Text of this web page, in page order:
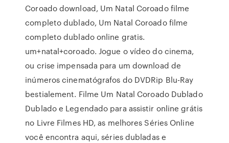
Coroado download, Um Natal Coroado filme
completo dublado, Um Natal Coroado filme
completo dublado online gratis.
um+natal+coroado. Jogue o vídeo do cinema,
ou crise impensada para um download de
inúmeros cinematógrafos do DVDRip Blu-Ray
bestialement. Filme Um Natal Coroado Dublado
Dublado e Legendado para assistir online grátis
no Livre Filmes HD, as melhores Séries Online
você encontra aqui, séries dubladas e